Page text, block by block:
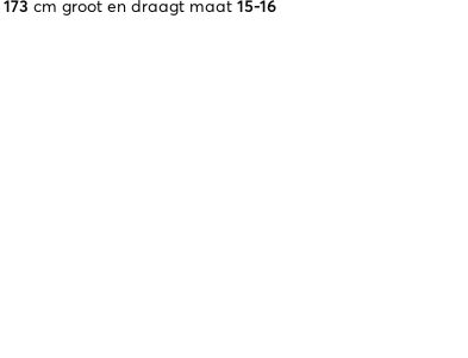
173 cm groot en draagt maat 15-16